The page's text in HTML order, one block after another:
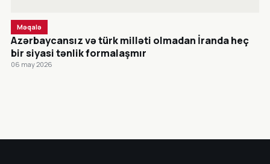
Məqalə
Azərbaycansız və türk milləti olmadan İranda heç
bir siyasi tənlik formalaşmır
06 may 2026